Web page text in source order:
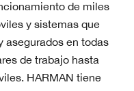
de miles
y sistemas que
asegurados en todas
de trabajo hasta
HARMAN tiene